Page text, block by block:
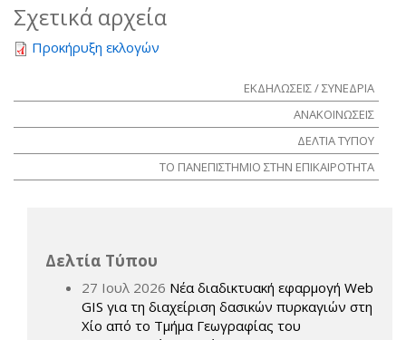
Σχετικά αρχεία
Προκήρυξη εκλογών
ΕΚΔΗΛΩΣΕΙΣ / ΣΥΝΕΔΡΙΑ
ΑΝΑΚΟΙΝΩΣΕΙΣ
ΔΕΛΤΙΑ ΤΥΠΟΥ
ΤΟ ΠΑΝΕΠΙΣΤΗΜΙΟ ΣΤΗΝ ΕΠΙΚΑΙΡΟΤΗΤΑ
Δελτία Τύπου
27 Ιουλ 2026 Νέα διαδικτυακή εφαρμογή Web
GIS για τη διαχείριση δασικών πυρκαγιών στη
Χίο από το Τμήμα Γεωγραφίας του